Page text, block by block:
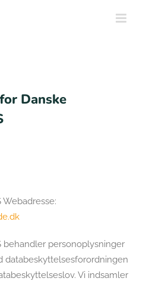
Danske
Webadresse:
behandler personoplysninger
databeskyttelsesforordningen
Vi indsamler